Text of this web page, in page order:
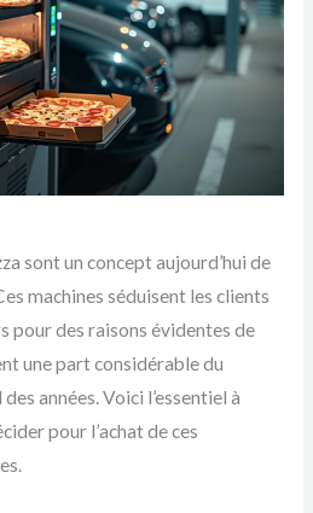
sont un concept aujourd’hui de
machines séduisent les clients
pour des raisons évidentes de
une part considérable du
années. Voici l’essentiel à
pour l’achat de ces